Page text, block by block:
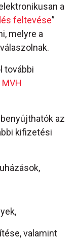
a
feltevése”
melyre a
további
az
kifizetési
valamint